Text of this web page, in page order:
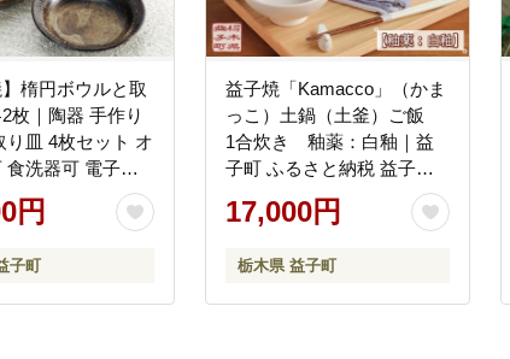
】楕円ボウルと取
枚｜陶器 手作り
り皿 4枚セット オ
食洗器可 電子レ
）
円
子町
益子焼「Kamacco」（かま
っこ）土鍋（土釜）ご飯
1合炊き 釉薬：白釉｜益
子町 ふるさと納税 益子焼
土鍋 ご飯 1合 キャンプ ア
ウトドア 食洗器可 電子レ
17,000円
栃木県 益子町